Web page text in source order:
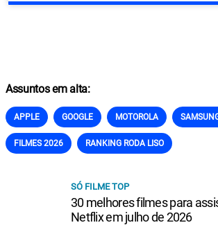
Assuntos em alta:
APPLE GOOGLE MOTOROLA
FILMES 2026 RANKING RODA LISO
SÓ FILME TOP
30 melhores filmes para
Netflix em julho de 2026